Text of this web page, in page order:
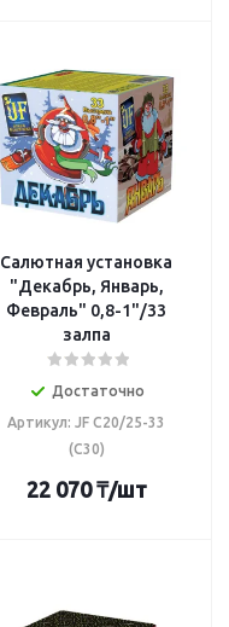
Салютная установка
"Декабрь, Январь,
Февраль" 0,8-1"/33
залпа
Достаточно
Артикул: JF C20/25-33
(С30)
22 070₸/шт